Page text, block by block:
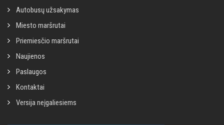
Autobusų užsakymas
Miesto maršrutai
Priemiesčio maršrutai
Naujienos
Paslaugos
Kontaktai
Versija neįgaliesiems